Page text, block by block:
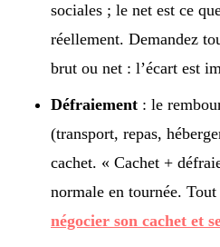
sociales ; le net est ce
réellement. Demandez
brut ou net : l’écart est
Défraiement : le
(transport, repas,
cachet. « Cachet +
normale en tournée.
négocier son cachet et